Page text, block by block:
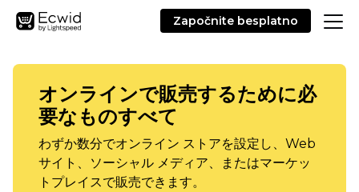
Započnite besplatno
オンラインで販売するために必
要なものすべて
わずか数分でオンライン ストアを設定し、Web
サイト、ソーシャル メディア、またはマーケッ
トプレイスで販売できます。